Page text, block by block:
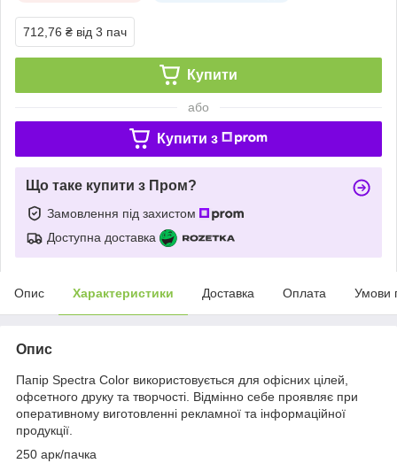
712,76 ₴ від 3 пач
Купити
або
Купити з
Що таке купити з Пром?
Замовлення під захистом
Доступна доставка
Опис Характеристики Доставка Оплата Умови
Опис
Папір Spectra Color використовується для офісних цілей,
офсетного друку та творчості. Відмінно себе проявляє при
оперативному виготовленні рекламної та інформаційної
продукції.
250 арк/пачка